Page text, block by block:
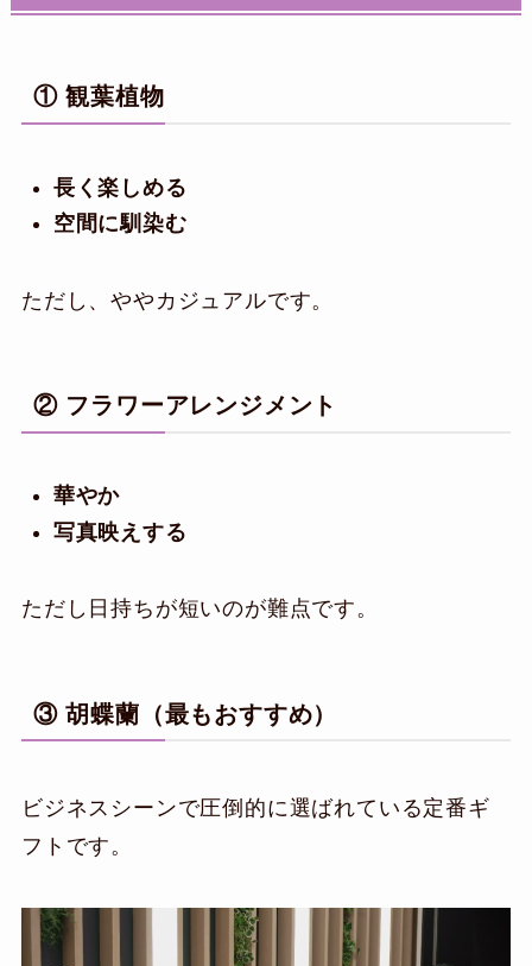
① 観葉植物
長く楽しめる
空間に馴染む
ただし、ややカジュアルです。
② フラワーアレンジメント
華やか
写真映えする
ただし日持ちが短いのが難点です。
③ 胡蝶蘭（最もおすすめ）
ビジネスシーンで圧倒的に選ばれている定番ギ
フトです。